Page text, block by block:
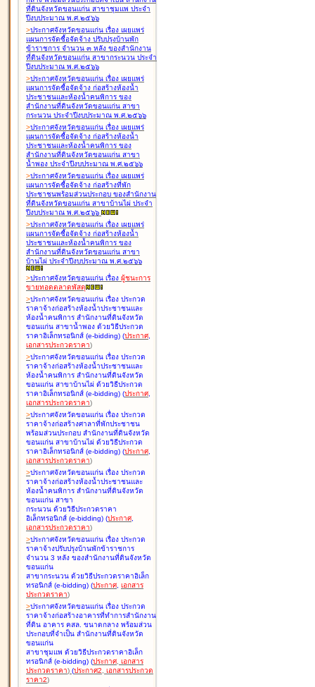
ที่ดินจังหวัดขอนแก่น สาขาชุมแพ ประจำ
ปีงบประมาณ พ.ศ.๒๕๖๖
>ประกาศจังหวัดขอนแก่น เรื่อง เผยแพร่
แผนการจัดซื้อจัดจ้าง ปรับปรุงบ้านพัก
ข้าราชการ จำนวน ๓ หลัง ของสำนักงาน
ที่ดินจังหวัดขอนแก่น สาขากระนวน ประจำ
ปีงบประมาณ พ.ศ.๒๕๖๖
>ประกาศจังหวัดขอนแก่น เรื่อง เผยแพร่
แผนการจัดซื้อจัดจ้าง ก่อสร้างห้องน้ำ
ประชาชนและห้องน้ำคนพิการ ของ
สำนักงานที่ดินจังหวัดขอนแก่น สาขา
กระนวน ประจำปีงบประมาณ พ.ศ.๒๕๖๖
>ประกาศจังหวัดขอนแก่น เรื่อง เผยแพร่
แผนการจัดซื้อจัดจ้าง ก่อสร้างห้องน้ำ
ประชาชนและห้องน้ำคนพิการ ของ
สำนักงานที่ดินจังหวัดขอนแก่น สาขา
น้ำพอง ประจำปีงบประมาณ พ.ศ.๒๕๖๖
>ประกาศจังหวัดขอนแก่น เรื่อง เผยแพร่
แผนการจัดซื้อจัดจ้าง ก่อสร้างที่พัก
ประชาชนพร้อมส่วนประกอบ ของสำนักงาน
ที่ดินจังหวัดขอนแก่น สาขาบ้านไผ่ ประจำ
ปีงบประมาณ พ.ศ.๒๕๖๖
>ประกาศจังหวัดขอนแก่น เรื่อง เผยแพร่
แผนการจัดซื้อจัดจ้าง ก่อสร้างห้องน้ำ
ประชาชนและห้องน้ำคนพิการ ของ
สำนักงานที่ดินจังหวัดขอนแก่น สาขา
บ้านไผ่ ประจำปีงบประมาณ พ.ศ.๒๕๖๖
>ประกาศจังหวัดขอนแก่น เรื่อง ผู้ชนะการ
ขายทอดตลาดพัสดุ
>ประกาศจังหวัดขอนแก่น เรื่อง ประกวด
ราคาจ้างก่อสร้างห้องน้ำประชาชนและ
ห้องน้ำคนพิการ สำนักงานที่ดินจังหวัด
ขอนแก่น สาขาน้ำพอง ด้วยวิธีประกวด
ราคาอิเล็กทรอนิกส์ (e-bidding) (ประกาศ,
เอกสารประกวดราคา)
>ประกาศจังหวัดขอนแก่น เรื่อง ประกวด
ราคาจ้างก่อสร้างห้องน้ำประชาชนและ
ห้องน้ำคนพิการ สำนักงานที่ดินจังหวัด
ขอนแก่น สาขาบ้านไผ่ ด้วยวิธีประกวด
ราคาอิเล็กทรอนิกส์ (e-bidding) (ประกาศ,
เอกสารประกวดราคา)
>ประกาศจังหวัดขอนแก่น เรื่อง ประกวด
ราคาจ้างก่อสร้างศาลาที่พักประชาชน
พร้อมส่วนประกอบ สำนักงานที่ดินจังหวัด
ขอนแก่น สาขาบ้านไผ่ ด้วยวิธีประกวด
ราคาอิเล็กทรอนิกส์ (e-bidding) (ประกาศ,
เอกสารประกวดราคา)
>ประกาศจังหวัดขอนแก่น เรื่อง ประกวด
ราคาจ้างก่อสร้างห้องน้ำประชาชนและ
ห้องน้ำคนพิการ สำนักงานที่ดินจังหวัด
ขอนแก่น สาขา
กระนวน ด้วยวิธีประกวดราคา
อิเล็กทรอนิกส์ (e-bidding) (ประกาศ,
เอกสารประกวดราคา)
>ประกาศจังหวัดขอนแก่น เรื่อง ประกวด
ราคาจ้างปรับปรุงบ้านพักข้าราชการ
จำนวน 3 หลัง ของสำนักงานที่ดินจังหวัด
ขอนแก่น
สาขากระนวน ด้วยวิธีประกวดราคาอิเล็ก
ทรอนิกส์ (e-bidding) (ประกาศ, เอกสาร
ประกวดราคา)
>ประกาศจังหวัดขอนแก่น เรื่อง ประกวด
ราคาจ้างก่อสร้างอาคารที่ทำการสำนักงาน
ที่ดิน อาคาร คสล. ขนาดกลาง พร้อมส่วน
ประกอบที่จำเป็น สำนักงานที่ดินจังหวัด
ขอนแก่น
สาขาชุมแพ ด้วยวิธีประกวดราคาอิเล็ก
ทรอนิกส์ (e-bidding) (ประกาศ, เอกสาร
ประกวดราคา) (ประกาศ2, เอกสารประกวด
ราคา2)